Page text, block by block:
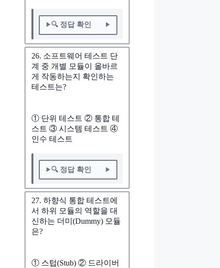
🔍 정답 확인
26. 소프트웨어 테스트 단
계 중 개별 모듈이 올바르
게 작동하는지 확인하는
테스트는?
① 단위 테스트 ② 통합 테
스트 ③ 시스템 테스트 ④
인수 테스트
🔍 정답 확인
27. 하향식 통합 테스트에
서 하위 모듈의 역할을 대
신하는 더미(Dummy) 모듈
은?
① 스텁(Stub) ② 드라이버